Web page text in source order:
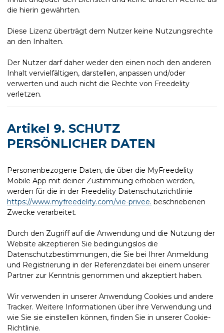
die hierin gewährten.
Diese Lizenz überträgt dem Nutzer keine Nutzungsrechte
an den Inhalten.
Der Nutzer darf daher weder den einen noch den anderen
Inhalt vervielfältigen, darstellen, anpassen und/oder
verwerten und auch nicht die Rechte von Freedelity
verletzen.
Artikel 9. SCHUTZ
PERSÖNLICHER DATEN
Personenbezogene Daten, die über die MyFreedelity
Mobile App mit deiner Zustimmung erhoben werden,
werden für die in der Freedelity Datenschutzrichtlinie
https://www.myfreedelity.com/vie-privee. beschriebenen
Zwecke verarbeitet.
Durch den Zugriff auf die Anwendung und die Nutzung der
Website akzeptieren Sie bedingungslos die
Datenschutzbestimmungen, die Sie bei Ihrer Anmeldung
und Registrierung in der Referenzdatei bei einem unserer
Partner zur Kenntnis genommen und akzeptiert haben.
Wir verwenden in unserer Anwendung Cookies und andere
Tracker. Weitere Informationen über ihre Verwendung und
wie Sie sie einstellen können, finden Sie in unserer Cookie-
Richtlinie.